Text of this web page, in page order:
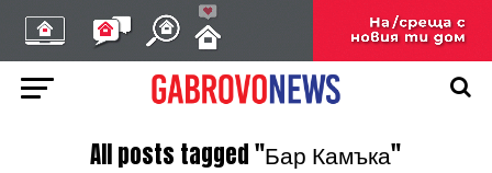
All posts tagged "Бар Камъка"